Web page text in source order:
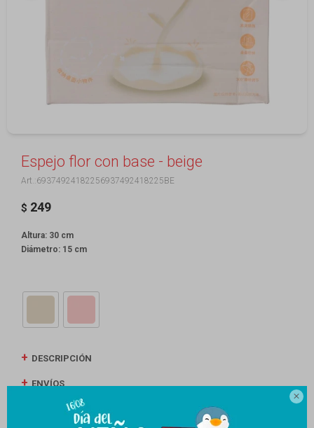

Espejo flor con base - beige
69374924182256937492418225BE
$ 249
Altura: 30 cm
Diámetro: 15 cm
DESCRIPCIÓN
ENVÍOS
CAMBIOS Y DEVOLUCIONES